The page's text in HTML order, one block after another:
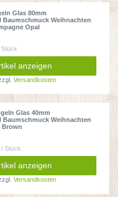
Glas 80mm
Baumschmuck Weihnachten
Opal
Stück
anzeigen
Versandkosten
Glas 40mm
Baumschmuck Weihnachten
Brown
/ Stück
anzeigen
Versandkosten